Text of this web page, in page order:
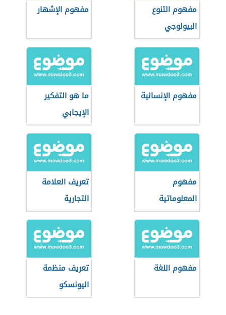
مفهوم التنوع
البيولوجي
مفهوم الإشهار
مفهوم الإنسانية
ما هو التفكير
الإيجابي
مفهوم
المعلوماتية
الحيوية
تعريف العلامة
التجارية
مفهوم اللغة
تعريف منظمة
اليونسكو